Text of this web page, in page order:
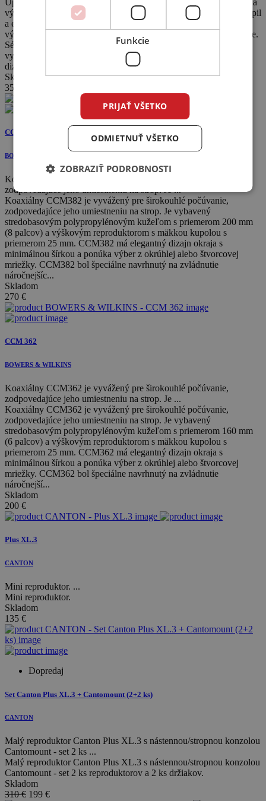
Úplne nová séria Bronze 7G sa vrátila k základom. Tím výskumu a
vývoja preskúmal všetky predchádzajúce série Bronze, aby pochopil
a extrahoval všetky vlastnosti, ktoré urobili DNA Bronze takou
výnimočnou, silnou a vďaka ktorým sa stala lídrom vo svojej triede.
Séria 7G tak predstavuje odborne zdokonalenú, vyvinutú a
vylepšenú sériu, kombinujúcu vynikajúci výkon a moderný
dizajnový šmrnc, ktorý oča...
Skladom
350
CCM 382
BOWERS & WILKINS
Koaxiálny CCM382 je vyvážený pre širokouhlé počúvanie,
zodpovedajúce jeho umiestneniu na strop. Je ...
Koaxiálny CCM382 je vyvážený pre širokouhlé počúvanie,
zodpovedajúce jeho umiestneniu na strop. Je vybavený
stredobasovým polypropylénovým kužeľom s priemerom 200 mm
(8 palcov) a výškovým reproduktorom s mäkkou kupolou s
priemerom 25 mm. CCM382 má elegantný dizajn okraja s
minimálnou šírkou a ponúka výber z okrúhlej alebo štvorcovej
mriežky. CCM382 bol špeciálne navrhnutý na zvládnutie
náročnejšíc...
Skladom
270 €
CCM 362
BOWERS & WILKINS
Koaxiálny CCM362 je vyvážený pre širokouhlé počúvanie,
zodpovedajúce jeho umiestneniu na strop. Je ...
Koaxiálny CCM362 je vyvážený pre širokouhlé počúvanie,
zodpovedajúce jeho umiestneniu na strop. Je vybavený
stredobasovým polypropylénovým kužeľom s priemerom 160 mm
(6 palcov) a výškovým reproduktorom s mäkkou kupolou s
priemerom 25 mm. CCM362 má elegantný dizajn okraja s
minimálnou šírkou a ponúka výber z okrúhlej alebo štvorcovej
mriežky. CCM362 bol špeciálne navrhnutý na zvládnutie
náročnejší...
Skladom
200 €
Plus XL.3
CANTON
Mini reproduktor. ...
Mini reproduktor.
Skladom
135 €
Dopredaj
Set Canton Plus XL.3 + Cantomount (2+2 ks)
CANTON
Malý reproduktor Canton Plus XL.3 s nástennou/stropnou konzolou
Cantomount - set 2 ks ...
Malý reproduktor Canton Plus XL.3 s nástennou/stropnou konzolou
Cantomount - set 2 ks reproduktorov a 2 ks držiakov.
Skladom
310 € 199 €
Funkcie
PRIJAŤ VŠETKO
ODMIETNUŤ VŠETKO
ZOBRAZIŤ PODROBNOSTI